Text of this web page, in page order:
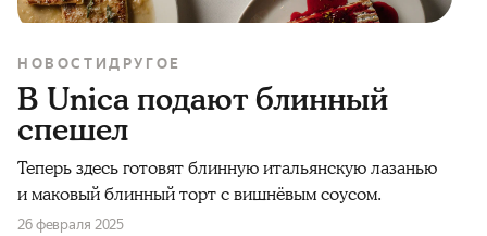
НОВОСТИДРУГОЕ
В Unica подают блинный
спешел
Теперь здесь готовят блинную итальянскую лазанью
и маковый блинный торт с вишнёвым соусом.
26 февраля 2025